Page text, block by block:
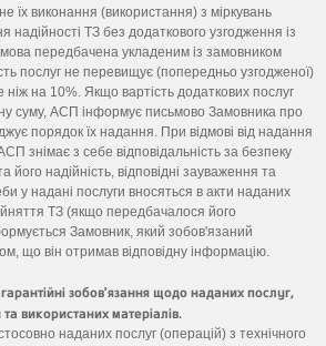
їх виконання (використання) з міркувань
надійності ТЗ без додаткового узгодження із
передбачена укладеним із замовником
послуг не перевищує (попередньо узгодженої)
ніж на 10%. Якщо вартість додаткових послуг
суму, АСП інформує письмово Замовника про
порядок їх надання. При відмові від надання
знімає з себе відповідальність за безпеку
його надійність, відповідні зауваження та
у надані послуги вносяться в акти наданих
ТЗ (якщо передбачалося його
Замовник, який зобов'язаний
що він отримав відповідну інформацію.
зобов'язання щодо наданих послуг,
використаних матеріалів.
наданих послуг (операцій) з технічного